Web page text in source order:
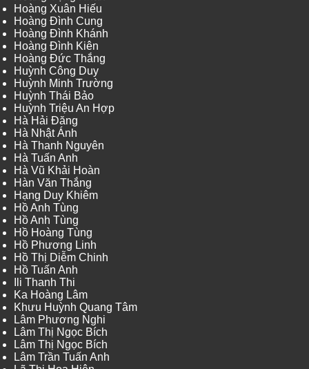
Hoàng Xuân Hiếu
Hoàng Đình Cung
Hoàng Đình Khánh
Hoàng Đình Kiên
Hoàng Đức Thắng
Huỳnh Công Duy
Huỳnh Minh Trường
Huỳnh Thái Bảo
Huỳnh Triệu An Hợp
Hà Hải Đăng
Hà Nhật Ánh
Hà Thanh Nguyên
Hà Tuấn Anh
Hà Vũ Khải Hoàn
Hàn Văn Thắng
Hạng Duy Khiêm
Hồ Anh Tùng
Hồ Anh Tùng
Hồ Hoàng Tùng
Hồ Phương Linh
Hồ Thị Diễm Chinh
Hồ Tuấn Anh
Ili Thanh Thi
Ka Hoàng Lâm
Khưu Huỳnh Quang Tâm
Lâm Phương Nghi
Lâm Thị Ngọc Bích
Lâm Thị Ngọc Bích
Lâm Trần Tuấn Anh